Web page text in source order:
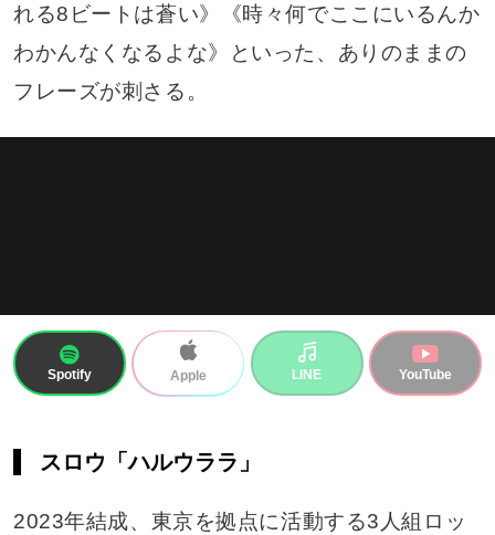
れる8ビートは蒼い》《時々何でここにいるんか
わかんなくなるよな》といった、ありのままの
フレーズが刺さる。
Spotify Apple LINE YouTube
スロウ「ハルウララ」
2023年結成、東京を拠点に活動する3人組ロッ